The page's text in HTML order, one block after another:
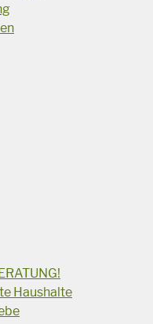
Haushalte